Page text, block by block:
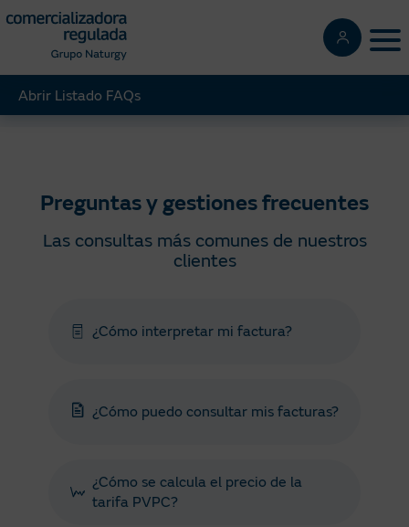
Pasar
contenido
principal
Regulada Ayuda
Preguntas y gestiones frecuentes
Las consultas más comunes de nuestros
clientes
¿Cómo interpretar mi factura?
¿Cómo puedo consultar mis facturas?
¿Cómo se calcula el precio de la
tarifa PVPC?
Abrir Listado FAQs